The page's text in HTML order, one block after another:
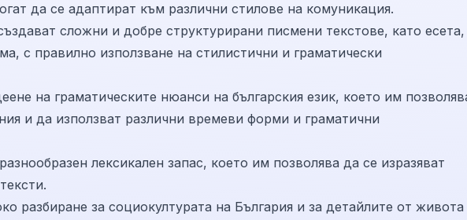
да се адаптират към различни стилове на комуникация.
сложни и добре структурирани писмени текстове, като есета,
с правилно използване на стилистични и граматически
на граматическите нюанси на българския език, което им
и да използват различни времеви форми и граматични
лексикален запас, което им позволява да се изразяват
разбиране за социокултурата на България и за детайлите от живота